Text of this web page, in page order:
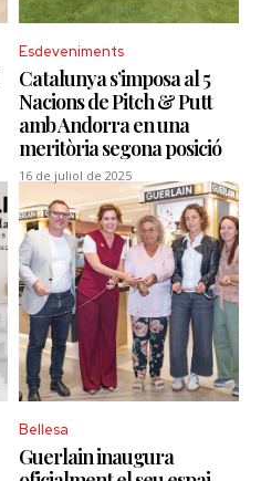
Esdeveniments
Catalunya s’imposa al 5
Nacions de Pitch & Putt
amb Andorra en una
meritòria segona posició
16 de juliol de 2025
Bellesa
Guerlain inaugura